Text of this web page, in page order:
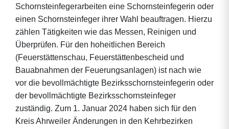
Schornsteinfegerarbeiten eine Schornsteinfegerin oder
einen Schornsteinfeger ihrer Wahl beauftragen. Hierzu
zählen Tätigkeiten wie das Messen, Reinigen und
Überprüfen. Für den hoheitlichen Bereich
(Feuerstättenschau, Feuerstättenbescheid und
Bauabnahmen der Feuerungsanlagen) ist nach wie
vor die bevollmächtigte Bezirksschornsteinfegerin oder
der bevollmächtigte Bezirksschornsteinfeger
zuständig. Zum 1. Januar 2024 haben sich für den
Kreis Ahrweiler Änderungen in den Kehrbezirken